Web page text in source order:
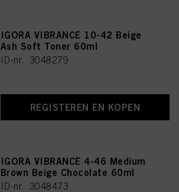
IGORA VIBRANCE 10-42 Beige
Ash Soft Toner 60ml
ID-nr. 3048279
REGISTEREN EN KOPEN
IGORA VIBRANCE 4-46 Medium
Brown Beige Chocolate 60ml
ID-nr. 3048473